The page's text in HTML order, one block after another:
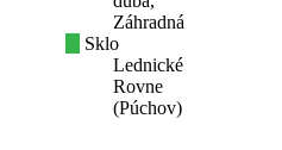
Záhradná
Sklo
Lednické
Rovne
(Púchov)